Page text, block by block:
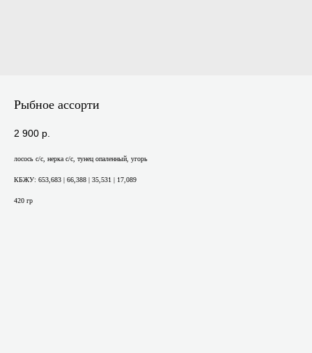
Рыбное ассорти
2 900 р.
лосось с/с, нерка с/с, тунец опаленный, угорь
КБЖУ: 653,683 | 66,388 | 35,531 | 17,089
420 гр